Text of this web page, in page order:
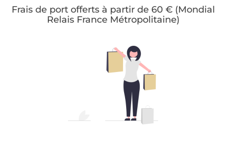
Frais de port offerts à partir de 60 € (Mondial
Relais France Métropolitaine)